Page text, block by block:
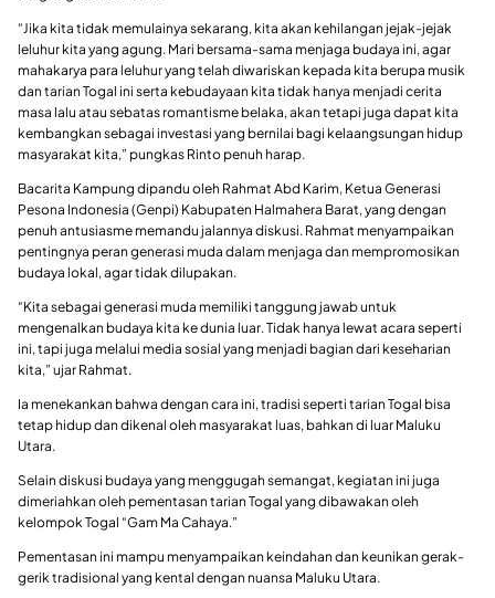
“Jika kita tidak memulainya sekarang, kita akan kehilangan jejak-jejak
leluhur kita yang agung. Mari bersama-sama menjaga budaya ini, agar
mahakarya para leluhur yang telah diwariskan kepada kita berupa musik
dan tarian Togal ini serta kebudayaan kita tidak hanya menjadi cerita
masa lalu atau sebatas romantisme belaka, akan tetapi juga dapat kita
kembangkan sebagai investasi yang bernilai bagi kelaangsungan hidup
masyarakat kita,” pungkas Rinto penuh harap.
Bacarita Kampung dipandu oleh Rahmat Abd Karim, Ketua Generasi
Pesona Indonesia (Genpi) Kabupaten Halmahera Barat, yang dengan
penuh antusiasme memandu jalannya diskusi. Rahmat menyampaikan
pentingnya peran generasi muda dalam menjaga dan mempromosikan
budaya lokal, agar tidak dilupakan.
“Kita sebagai generasi muda memiliki tanggung jawab untuk
mengenalkan budaya kita ke dunia luar. Tidak hanya lewat acara seperti
ini, tapi juga melalui media sosial yang menjadi bagian dari keseharian
kita,” ujar Rahmat.
Ia menekankan bahwa dengan cara ini, tradisi seperti tarian Togal bisa
tetap hidup dan dikenal oleh masyarakat luas, bahkan di luar Maluku
Utara.
Selain diskusi budaya yang menggugah semangat, kegiatan ini juga
dimeriahkan oleh pementasan tarian Togal yang dibawakan oleh
kelompok Togal “Gam Ma Cahaya.”
Pementasan ini mampu menyampaikan keindahan dan keunikan gerak-
gerik tradisional yang kental dengan nuansa Maluku Utara.